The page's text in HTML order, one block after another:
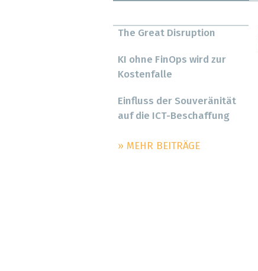
The Great Disruption
KI ohne FinOps wird zur
Kostenfalle
Einfluss der Souveränität
auf die ICT-Beschaffung
» MEHR BEITRÄGE